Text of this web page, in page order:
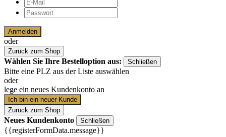
Anmelden
oder
Zurück zum Shop
Wählen Sie Ihre Bestelloption aus: Schließen
Bitte eine PLZ aus der Liste auswählen
oder
lege ein neues Kundenkonto an
Ich bin ein neuer Kunde
Zurück zum Shop
Neues Kundenkonto Schließen
{{registerFormData.message}}